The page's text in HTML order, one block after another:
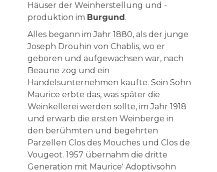
Häuser der Weinherstellung und -
produktion im Burgund.
Alles begann im Jahr 1880, als der junge
Joseph Drouhin von Chablis, wo er
geboren und aufgewachsen war, nach
Beaune zog und ein
Handelsunternehmen kaufte. Sein Sohn
Maurice erbte das, was später die
Weinkellerei werden sollte, im Jahr 1918
und erwarb die ersten Weinberge in
den berühmten und begehrten
Parzellen Clos des Mouches und Clos de
Vougeot. 1957 übernahm die dritte
Generation mit Maurice' Adoptivsohn